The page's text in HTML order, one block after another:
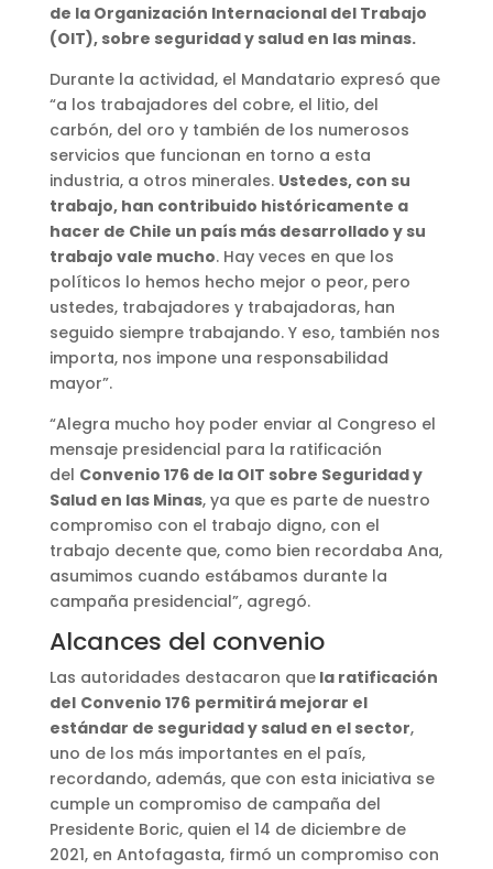
de la Organización Internacional del Trabajo
(OIT), sobre seguridad y salud en las minas.
Durante la actividad, el Mandatario expresó que
“a los trabajadores del cobre, el litio, del
carbón, del oro y también de los numerosos
servicios que funcionan en torno a esta
industria, a otros minerales. Ustedes, con su
trabajo, han contribuido históricamente a
hacer de Chile un país más desarrollado y su
trabajo vale mucho. Hay veces en que los
políticos lo hemos hecho mejor o peor, pero
ustedes, trabajadores y trabajadoras, han
seguido siempre trabajando. Y eso, también nos
importa, nos impone una responsabilidad
mayor”.
“Alegra mucho hoy poder enviar al Congreso el
mensaje presidencial para la ratificación
del Convenio 176 de la OIT sobre Seguridad y
Salud en las Minas, ya que es parte de nuestro
compromiso con el trabajo digno, con el
trabajo decente que, como bien recordaba Ana,
asumimos cuando estábamos durante la
campaña presidencial”, agregó.
Alcances del convenio
Las autoridades destacaron quela ratificación
del Convenio 176 permitirá mejorar el
estándar de seguridad y salud en el sector,
uno de los más importantes en el país,
recordando, además, que con esta iniciativa se
cumple un compromiso de campaña del
Presidente Boric, quien el 14 de diciembre de
2021, en Antofagasta, firmó un compromiso con